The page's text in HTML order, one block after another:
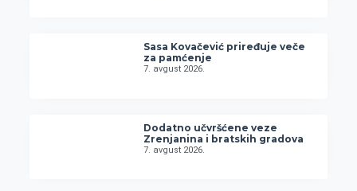
Sasa Kovačević priređuje veče
za pamćenje
7. avgust 2026.
Dodatno učvršćene veze
Zrenjanina i bratskih gradova
7. avgust 2026.